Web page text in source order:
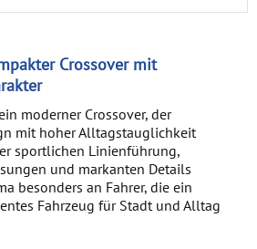
Crossover mit
moderner Crossover, der
mit hoher Alltagstauglichkeit
sportlichen Linienführung,
und markanten Details
besonders an Fahrer, die ein
Fahrzeug für Stadt und Alltag